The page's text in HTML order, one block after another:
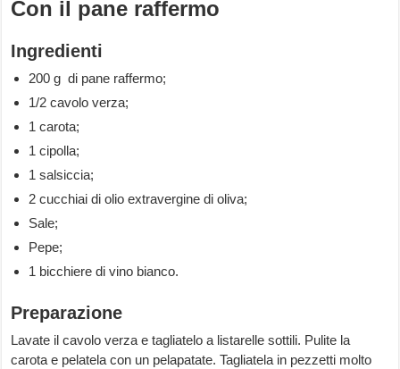
Con il pane raffermo
Ingredienti
200 g di pane raffermo;
1/2 cavolo verza;
1 carota;
1 cipolla;
1 salsiccia;
2 cucchiai di olio extravergine di oliva;
Sale;
Pepe;
1 bicchiere di vino bianco.
Preparazione
Lavate il cavolo verza e tagliatelo a listarelle sottili. Pulite la
carota e pelatela con un pelapatate. Tagliatela in pezzetti molto